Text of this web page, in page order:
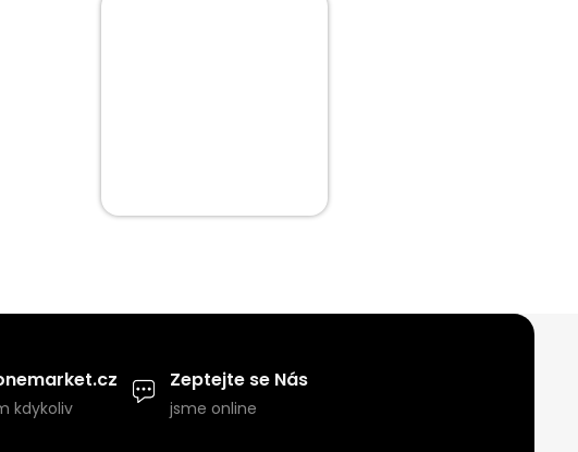
kdykoliv
Zeptejte se Nás
jsme online